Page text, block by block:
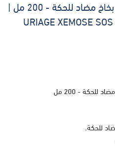
يورياج، زيموس، أس أو أس، بخاخ مضاد للحكة - 200 مل |
URIAGE XEMOSE
للحكة - 200 مل
للحكة.